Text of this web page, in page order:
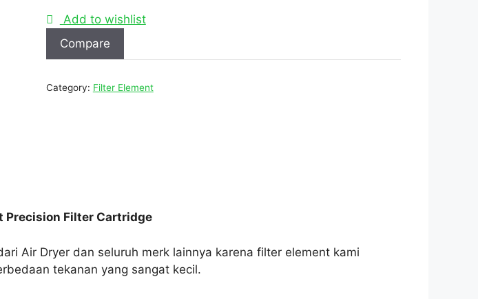
Add to wishlist
Compare
Category: Filter Element
Precision Filter Cartridge
Air Dryer dan seluruh merk lainnya karena filter element kami
tekanan yang sangat kecil.